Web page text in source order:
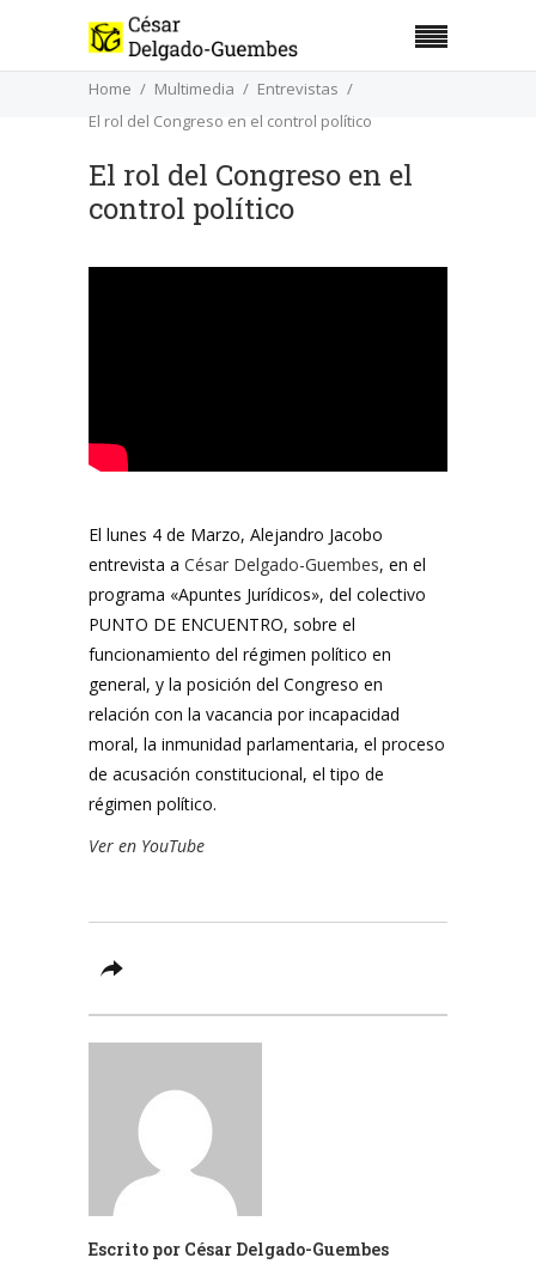
Home Multimedia
Entrevistas
El rol del Congreso en el control político
El rol del Congreso en el
control político
El lunes 4 de Marzo, Alejandro Jacobo
entrevista a César Delgado-Guembes, en el
programa «Apuntes Jurídicos», del colectivo
PUNTO DE ENCUENTRO, sobre el
funcionamiento del régimen político en
general, y la posición del Congreso en
relación con la vacancia por incapacidad
moral, la inmunidad parlamentaria, el proceso
de acusación constitucional, el tipo de
régimen político.
Ver en YouTube
Escrito por César Delgado-Guembes